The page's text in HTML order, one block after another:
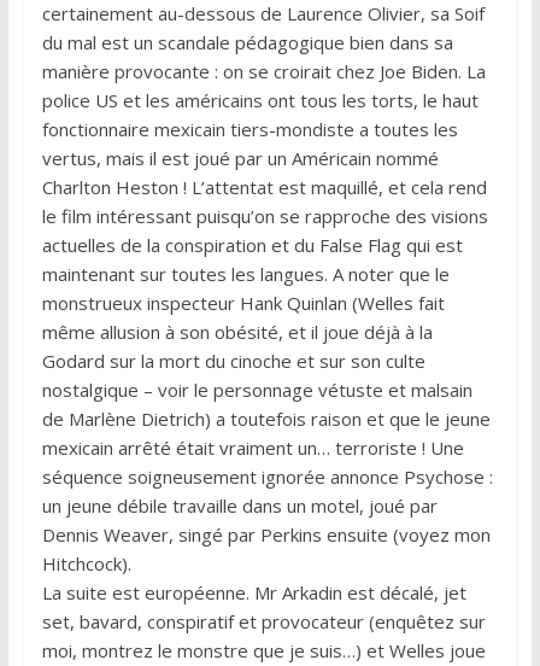
certainement au-dessous de Laurence Olivier, sa Soif
du mal est un scandale pédagogique bien dans sa
manière provocante : on se croirait chez Joe Biden. La
police US et les américains ont tous les torts, le haut
fonctionnaire mexicain tiers-mondiste a toutes les
vertus, mais il est joué par un Américain nommé
Charlton Heston ! L’attentat est maquillé, et cela rend
le film intéressant puisqu’on se rapproche des visions
actuelles de la conspiration et du False Flag qui est
maintenant sur toutes les langues. A noter que le
monstrueux inspecteur Hank Quinlan (Welles fait
même allusion à son obésité, et il joue déjà à la
Godard sur la mort du cinoche et sur son culte
nostalgique – voir le personnage vétuste et malsain
de Marlène Dietrich) a toutefois raison et que le jeune
mexicain arrêté était vraiment un… terroriste ! Une
séquence soigneusement ignorée annonce Psychose :
un jeune débile travaille dans un motel, joué par
Dennis Weaver, singé par Perkins ensuite (voyez mon
Hitchcock).
La suite est européenne. Mr Arkadin est décalé, jet
set, bavard, conspiratif et provocateur (enquêtez sur
moi, montrez le monstre que je suis…) et Welles joue